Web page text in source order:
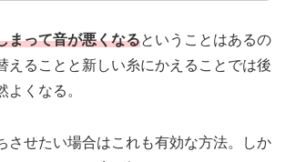
まって音が悪くなるということはあるの
えることと新しい糸にかえることでは後
よくなる。
させたい場合はこれも有効な方法。しか